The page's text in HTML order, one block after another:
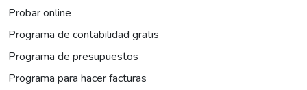
Probar online
Programa de contabilidad gratis
Programa de presupuestos
Programa para hacer facturas